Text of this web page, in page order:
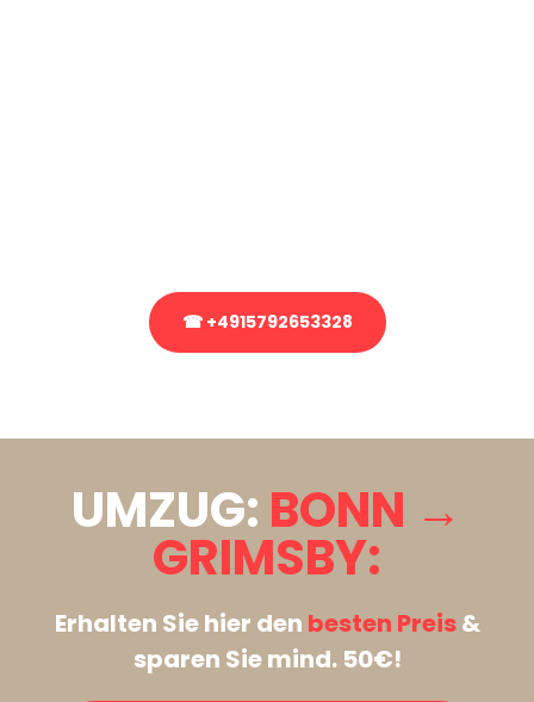
☎ +4915792653328
UMZUG: BONN →
GRIMSBY:
Erhalten Sie hier den besten Preis&
sparen Sie mind. 50€!